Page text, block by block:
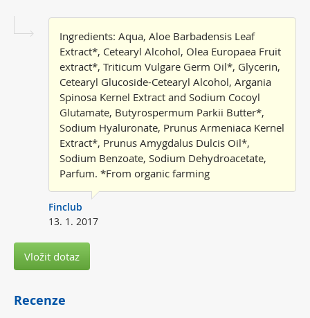
Ingredients: Aqua, Aloe Barbadensis Leaf
Extract*, Cetearyl Alcohol, Olea Europaea Fruit
extract*, Triticum Vulgare Germ Oil*, Glycerin,
Cetearyl Glucoside-Cetearyl Alcohol, Argania
Spinosa Kernel Extract and Sodium Cocoyl
Glutamate, Butyrospermum Parkii Butter*,
Sodium Hyaluronate, Prunus Armeniaca Kernel
Extract*, Prunus Amygdalus Dulcis Oil*,
Sodium Benzoate, Sodium Dehydroacetate,
Parfum. *From organic farming
Finclub
13. 1. 2017
Vložit dotaz
Recenze